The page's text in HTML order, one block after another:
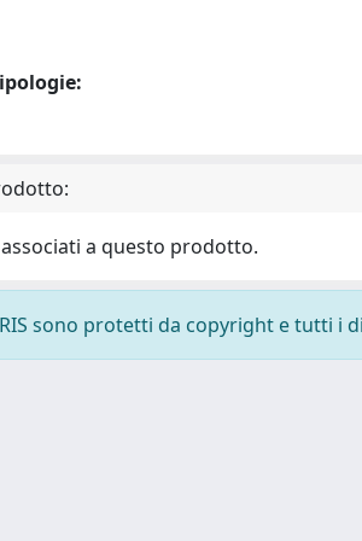
a questo prodotto.
sono protetti da copyright e tutti i